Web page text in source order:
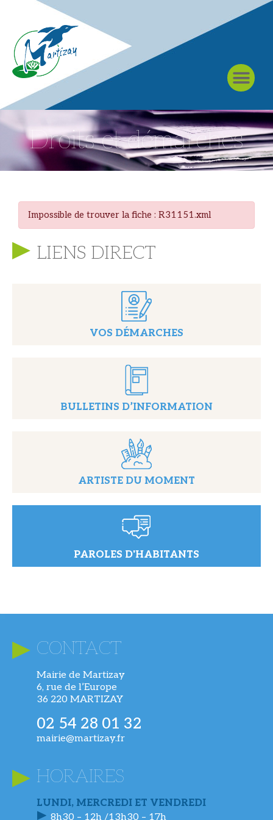
Droits et démarches
Impossible de trouver la fiche : R31151.xml
LIENS DIRECT
VOS DÉMARCHES
BULLETINS D’INFORMATION
ARTISTE DU MOMENT
PAROLES D'HABITANTS
CONTACT
Mairie de Martizay
6, rue de l’Europe
36 220 MARTIZAY
02 54 28 01 32
mairie@martizay.fr
HORAIRES
LUNDI, MERCREDI ET VENDREDI
8h30 – 12h /13h30 – 17h